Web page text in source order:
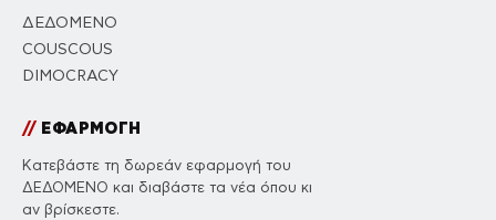
ΔΕΔΟΜΕΝΟ
COUSCOUS
DIMOCRACY
//ΕΦΑΡΜΟΓΗ
Κατεβάστε τη δωρεάν εφαρμογή του
ΔΕΔΟΜΕΝΟ και διαβάστε τα νέα όπου κι
αν βρίσκεστε.